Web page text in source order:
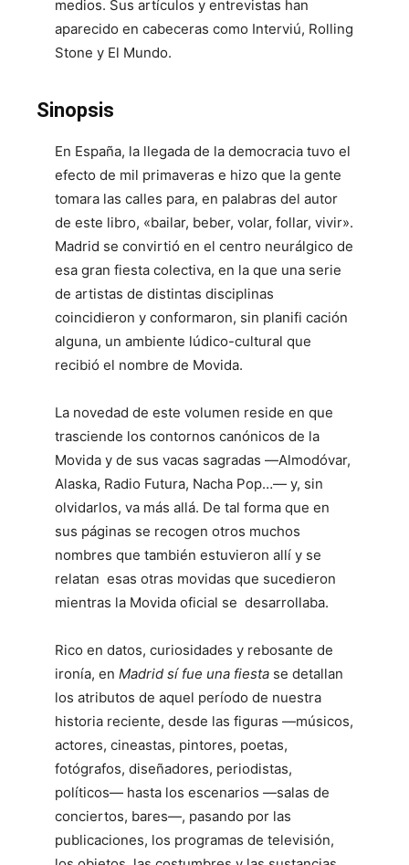
medios. Sus artículos y entrevistas han
aparecido en cabeceras como Interviú, Rolling
Stone y El Mundo.
Sinopsis
En España, la llegada de la democracia tuvo el
efecto de mil primaveras e hizo que la gente
tomara las calles para, en palabras del autor
de este libro, «bailar, beber, volar, follar, vivir».
Madrid se convirtió en el centro neurálgico de
esa gran fiesta colectiva, en la que una serie
de artistas de distintas disciplinas
coincidieron y conformaron, sin planifi cación
alguna, un ambiente lúdico-cultural que
recibió el nombre de Movida.
La novedad de este volumen reside en que
trasciende los contornos canónicos de la
Movida y de sus vacas sagradas ―Almodóvar,
Alaska, Radio Futura, Nacha Pop…― y, sin
olvidarlos, va más allá. De tal forma que en
sus páginas se recogen otros muchos
nombres que también estuvieron allí y se
relatan esas otras movidas que sucedieron
mientras la Movida oficial se desarrollaba.
Rico en datos, curiosidades y rebosante de
ironía, en Madrid sí fue una fiesta se detallan
los atributos de aquel período de nuestra
historia reciente, desde las figuras ―músicos,
actores, cineastas, pintores, poetas,
fotógrafos, diseñadores, periodistas,
políticos― hasta los escenarios ―salas de
conciertos, bares―, pasando por las
publicaciones, los programas de televisión,